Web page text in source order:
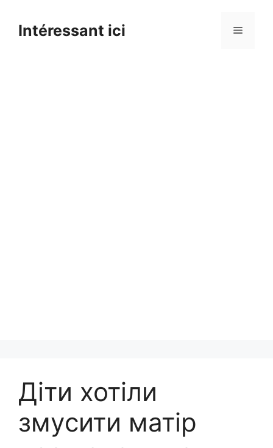
contentIntéressant ici Menu
Діти хотіли
змyсити матір